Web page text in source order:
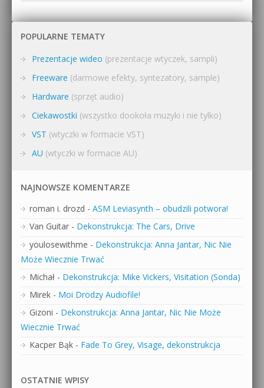
POPULARNE TEMATY
Prezentacje wideo (prezentacje wtyczek, sampli)
Freeware (darmowe efekty, syntezatory, sample)
Hardware (sprzęt audio)
Ciekawostki (wszystko dookoła muzyki i nie tylko)
VST (wtyczki w formacie VST)
AU (wtyczki w formacie AU)
NAJNOWSZE KOMENTARZE
roman i. drozd - ASM Leviasynth – obudzili potwora!
Van Guitar - Dekonstrukcja: The Cars, Drive
youlosewithme - Dekonstrukcja: Anna Jantar, Nic Nie
Może Wiecznie Trwać
Michał - Dekonstrukcja: Mike Vickers, Visitation (Sonda)
Mirek - Moi Drodzy Audiofile!
Gizoni - Dekonstrukcja: Anna Jantar, Nic Nie Może
Wiecznie Trwać
Kacper Bąk - Fade To Grey, Visage, dekonstrukcja
OSTATNIE WPISY